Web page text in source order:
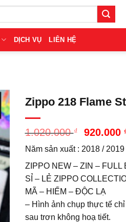
DỊCH VỤ LIÊN HỆ
Zippo 218 Flame
1.020.000₫
Giá
là:
920.000
Năm sản xuất : 2018 / 2019
ZIPPO NEW – ZIN – FULL
SỈ – LẺ ZIPPO
MÃ – HIẾM – ĐỘC LẠ
– Hình ảnh chụp thực tế
sau trơn không hoạ tiết.